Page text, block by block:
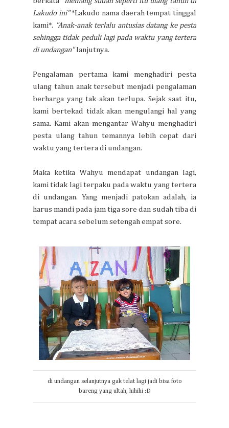
Lakudo ini"*Lakudo nama daerah tempat tinggal
kami*. "Anak-anak terlalu antusias datang ke pesta
sehingga tidak peduli lagi pada waktu yang tertera
di undangan"lanjutnya.
Pengalaman pertama kami menghadiri pesta
ulang tahun anak tersebut menjadi pengalaman
berharga yang tak akan terlupa. Sejak saat itu,
kami bertekad tidak akan mengulangi hal yang
sama. Kami akan mengantar Wahyu menghadiri
pesta ulang tahun temannya lebih cepat dari
waktu yang tertera di undangan.
Maka ketika Wahyu mendapat undangan lagi,
kami tidak lagi terpaku pada waktu yang tertera
di undangan. Yang menjadi patokan adalah, ia
harus mandi pada jam tiga sore dan sudah tiba di
tempat acara sebelum setengah empat sore.
di undangan selanjutnya gak telat lagi jadi bisa foto
bareng yang ultah, hihihi :D